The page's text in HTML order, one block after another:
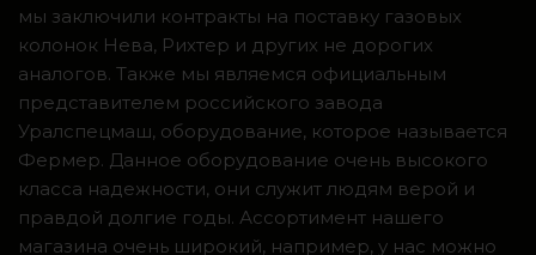
мы заключили контракты на поставку газовых
колонок Нева, Рихтер и других не дорогих
аналогов. Также мы являемся официальным
представителем российского завода
Уралспецмаш, оборудование, которое называется
Фермер. Данное оборудование очень высокого
класса надежности, они служит людям верой и
правдой долгие годы. Ассортимент нашего
магазина очень широкий, например, у нас можно